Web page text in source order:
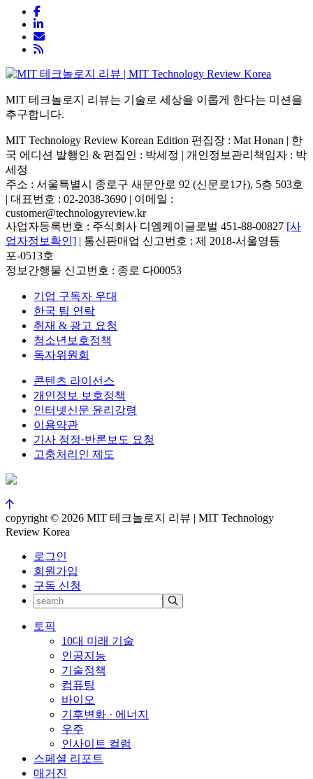
MIT 테크놀로지 리뷰는 기술로 세상을 이롭게 한다는 미션을
추구합니다.
MIT Technology Review Korean Edition 편집장 : Mat Honan | 한
국 에디션 발행인 & 편집인 : 박세정 | 개인정보관리책임자 : 박
세정
주소 : 서울특별시 종로구 새문안로 92 (신문로1가), 5층 503호
| 대표번호 : 02-2038-3690 | 이메일 :
customer@technologyreview.kr
사업자등록번호 : 주식회사 디엠케이글로벌 451-88-00827 [사
업자정보확인] | 통신판매업 신고번호 : 제 2018-서울영등
포-0513호
정보간행물 신고번호 : 종로 다00053
기업 구독자 우대
한국 팀 연락
취재 & 광고 요청
청소년보호정책
독자위원회
콘텐츠 라이선스
개인정보 보호정책
인터넷신문 윤리강령
이용약관
기사 정정·반론보도 요청
고충처리인 제도
copyright © 2026 MIT 테크놀로지 리뷰 | MIT Technology
Review Korea
로그인
회원가입
구독 신청
토픽
10대 미래 기술
인공지능
기술정책
컴퓨팅
바이오
기후변화 · 에너지
우주
인사이트 컬럼
스페셜 리포트
매거진